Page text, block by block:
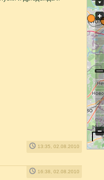
13:35, 02.08.2010
16:38, 02.08.2010
10 km